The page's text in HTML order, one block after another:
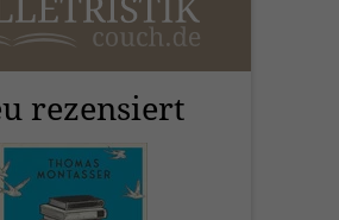
rezensiert